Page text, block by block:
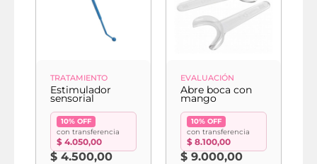
TRATAMIENTO
Estimulador
sensorial
10% OFF
con transferencia
$ 4.050,00
$ 4.500,00
EVALUACIÓN
Abre boca con
mango
10% OFF
con transferencia
$ 8.100,00
$ 9.000,00